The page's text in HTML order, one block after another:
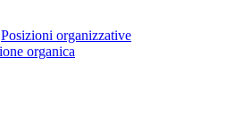
Posizioni organizzative
organica